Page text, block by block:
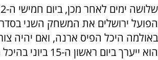
הפועל ירושלים את המשחק השני
באולמה היכל הפיס ארנה, ואם יהיה
הוא ייערך ביום ראשון ה-15 ביוני בהיכל מנורה שוב.